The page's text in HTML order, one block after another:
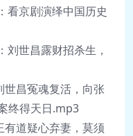
看京剧演绎中国历史
刘世昌露财招杀生，
昌冤魂复活，向张
终得天日.mp3
道疑心弃妻，莫须